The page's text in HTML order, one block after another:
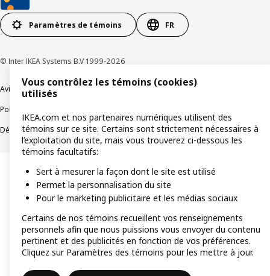
Paramètres de témoins FR
© Inter IKEA Systems B.V 1999-2026
Avis de confidentialitéTémoins de connexion
Politique de divulgation responsable
Déclaration sur le travail forcé et les enfantsAccessibilité
Vous contrôlez les témoins (cookies)
utilisés
IKEA.com et nos partenaires numériques utilisent des
témoins sur ce site. Certains sont strictement nécessaires à
l’exploitation du site, mais vous trouverez ci-dessous les
témoins facultatifs:
Sert à mesurer la façon dont le site est utilisé
Permet la personnalisation du site
Pour le marketing publicitaire et les médias sociaux
Certains de nos témoins recueillent vos renseignements
personnels afin que nous puissions vous envoyer du contenu
pertinent et des publicités en fonction de vos préférences.
Cliquez sur Paramètres des témoins pour les mettre à jour.